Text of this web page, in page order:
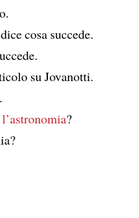
cosa succede.
su Jovanotti.
l’astronomia?